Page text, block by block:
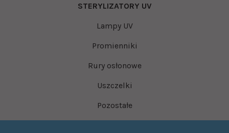
STERYLIZATORY UV
Lampy UV
Promienniki
Rury osłonowe
Uszczelki
Pozostałe